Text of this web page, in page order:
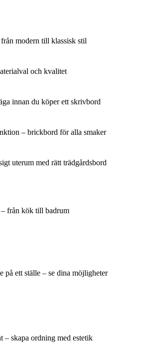
modern till klassisk stil
och kvalitet
innan du köper ett skrivbord
– brickbord för alla smaker
uterum med rätt trädgårdsbord
från kök till badrum
på ett ställe – se dina möjligheter
– skapa ordning med estetik